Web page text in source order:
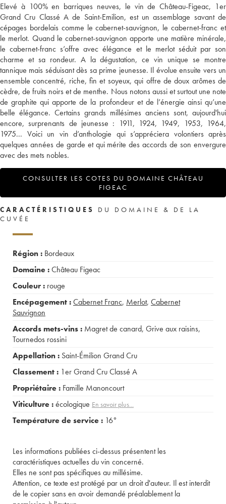
Elevé à 100% en barriques neuves, le vin de Château-Figeac, 1er
Grand Cru Classé A de Saint-Emilion, est un assemblage savant de
cépages bordelais comme le cabernet-sauvignon, le cabernet-franc et
le merlot. Quand le cabernet-sauvignon apporte une matière minérale,
le cabernet-franc s’offre avec élégance et le merlot séduit par son
charme et sa rondeur. A la dégustation, ce vin unique se montre
tannique mais séduisant dès sa prime jeunesse. Il évolue ensuite vers un
ensemble concentré, riche, fin et soyeux, qui offre de doux arômes de
cèdre, de fruits noirs et de menthe. Nous notons aussi et surtout une note
de graphite qui apporte de la profondeur et de l’énergie ainsi qu’une
belle élégance. Certains grands millésimes anciens sont, aujourd'hui
encore, surprenants de jeunesse : 1911, 1924, 1949, 1953, 1964,
1975... Voici un vin d’anthologie qui s’appréciera volontiers après
quelques années de garde et qui mérite des accords de son envergure
avec des mets nobles.
CONSULTER LES COTES DU DOMAINE CHÂTEAU
FIGEAC
CARACTÉRISTIQUES
DU DOMAINE & DE LA
CUVÉE
Région : Bordeaux
Domaine :Château Figeac
Couleur : rouge
Encépagement :Cabernet Franc, Merlot, Cabernet
Sauvignon
Accords mets-vins : Magret de canard, Grive aux raisins,
Tournedos rossini
Appellation : Saint-Émilion Grand Cru
Classement : 1er Grand Cru Classé A
Propriétaire : Famille Manoncourt
Viticulture :écologique En savoir plus...
Température de service : 16°
Les informations publiées ci-dessus présentent les
caractéristiques actuelles du vin concerné.
Elles ne sont pas spécifiques au millésime.
Attention, ce texte est protégé par un droit d'auteur. Il est interdit
de le copier sans en avoir demandé préalablement la